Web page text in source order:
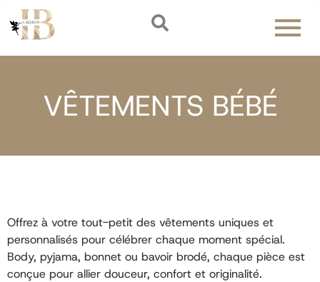
VÊTEMENTS BÉBÉ
Offrez à votre tout-petit des vêtements uniques et
personnalisés pour célébrer chaque moment spécial.
Body, pyjama, bonnet ou bavoir brodé, chaque pièce est
conçue pour allier douceur, confort et originalité.